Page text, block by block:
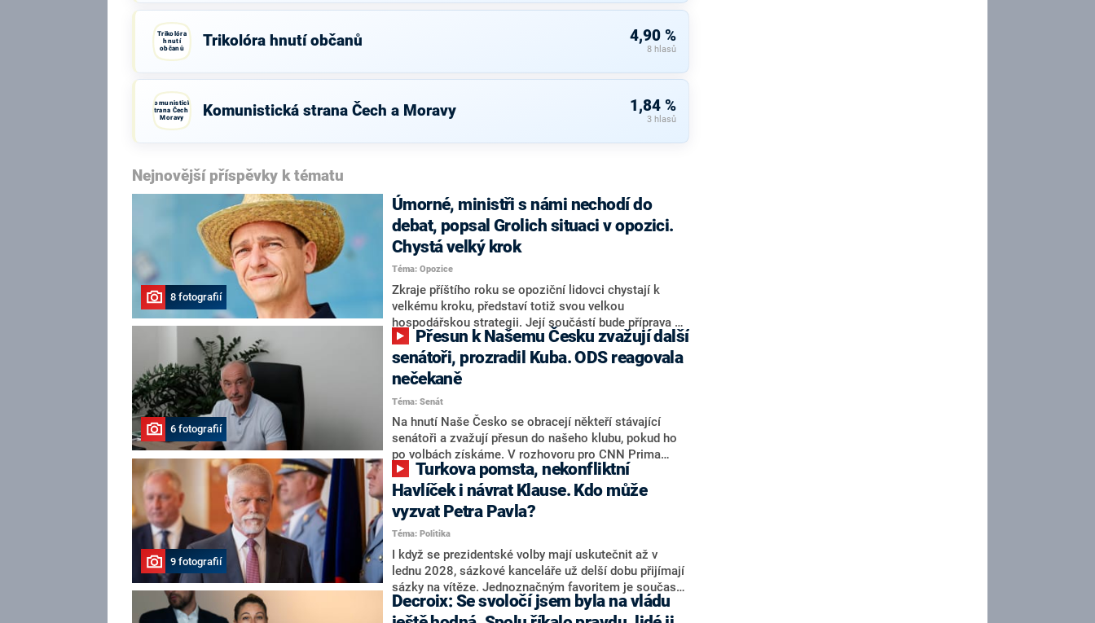
Trikolóra
hnutí
občanů
Trikolóra hnutí občanů 4,90 %
8 hlasů
Komunistická
strana Čech a
Moravy
Komunistická strana Čech a Moravy 1,84 %
3 hlasů
Nejnovější příspěvky k tématu
8 fotografií
Úmorné, ministři s námi nechodí do
debat, popsal Grolich situaci v opozici.
Chystá velký krok
Téma: Opozice
Zkraje příštího roku se opoziční lidovci chystají k
velkému kroku, představí totiž svou velkou
hospodářskou strategii. Její součástí bude příprava na
stárnutí populace, řekl ve středu na setkání s novináři
nový předseda lidovců Jan Grolich. Ten zároveň v
senátních volbách kandiduje ve Vyškově. Popsal i
aktivitu opozice, o níž vládní strany nebo političtí
komentátoři mluví jako o slabé a v defenzivě. „Je to
úmorná práce upozorňovat na chyby vlády. Ministři s
námi navíc nechodí do debat. Chceme ale ukazovat
svoje témata,“ odpověděl Grolich na dotaz CNN Prima
NEWS.
6 fotografií
senátoři, prozradil Kuba. ODS reagovala
nečekaně
Téma: Senát
Na hnutí Naše Česko se obracejí někteří stávající
senátoři a zvažují přesun do našeho klubu, pokud ho
po volbách získáme. V rozhovoru pro CNN Prima
NEWS to řekl zakladatel hnutí a jihočeský hejtman
Martin Kuba. Konkrétní nebyl, ale získat by takto mohl
například senátora Zdeňka Hrabu, který je dnes
součástí klubu ODS a TOP 09. Hraba to na dotaz
redakce nevyloučil. Předseda klubu senátorů ODS
Zdeněk Nytra redakci řekl, že počítá s odchodem
některých senátorů z klubu a že Naše Česko není
nepřítel, ale soupeř.
9 fotografií
Havlíček i návrat Klause. Kdo může
vyzvat Petra Pavla?
Téma: Politika
I když se prezidentské volby mají uskutečnit až v
lednu 2028, sázkové kanceláře už delší dobu přijímají
sázky na vítěze. Jednoznačným favoritem je současná
hlava státu Petr Pavel. Daleko za ním pak bookmakeři
zmiňují dva výrazné politiky ANO, tedy premiéra
Decroix: Se svoločí jsem byla na vládu